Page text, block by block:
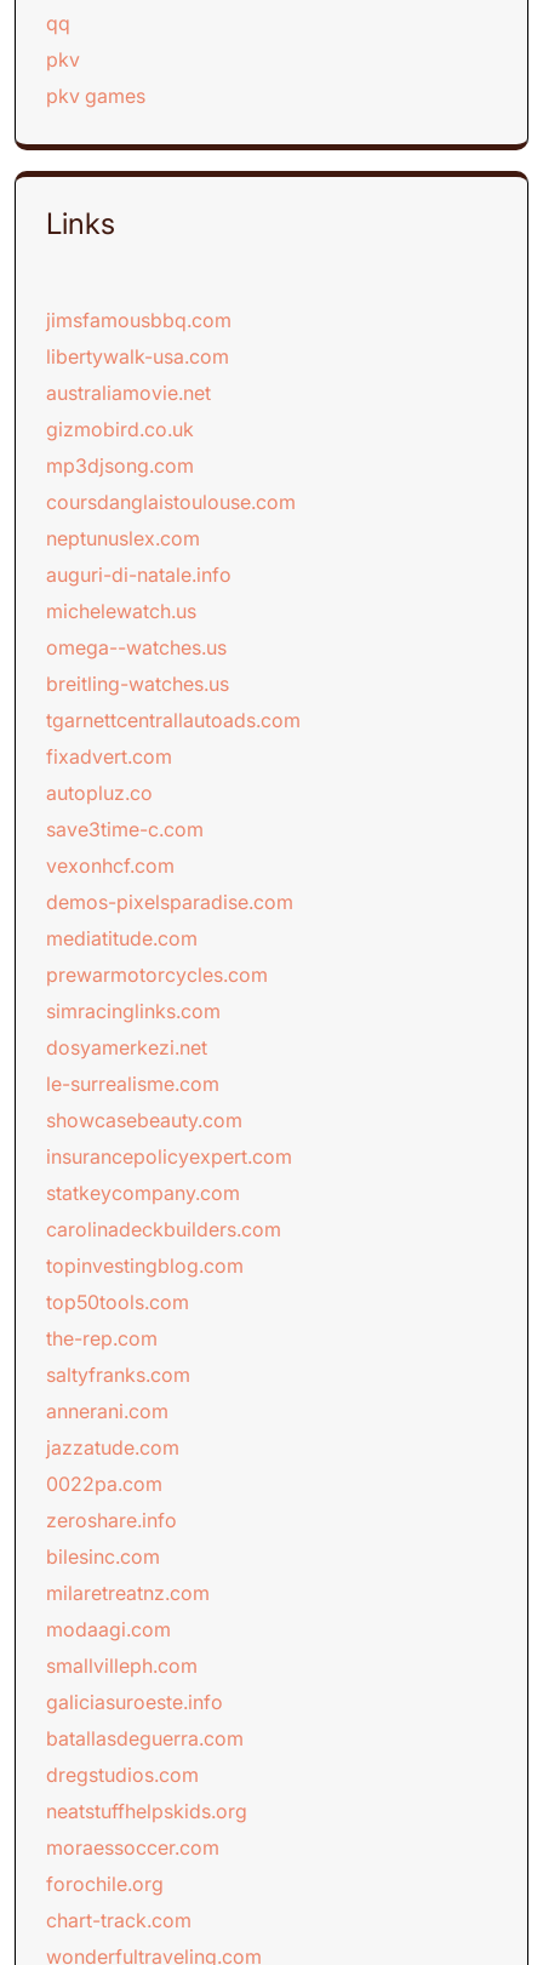
qq
pkv
pkv games
Links
jimsfamousbbq.com
libertywalk-usa.com
australiamovie.net
gizmobird.co.uk
mp3djsong.com
coursdanglaistoulouse.com
neptunuslex.com
auguri-di-natale.info
michelewatch.us
omega--watches.us
breitling-watches.us
tgarnettcentrallautoads.com
fixadvert.com
autopluz.co
save3time-c.com
vexonhcf.com
demos-pixelsparadise.com
mediatitude.com
prewarmotorcycles.com
simracinglinks.com
dosyamerkezi.net
le-surrealisme.com
showcasebeauty.com
insurancepolicyexpert.com
statkeycompany.com
carolinadeckbuilders.com
topinvestingblog.com
top50tools.com
the-rep.com
saltyfranks.com
annerani.com
jazzatude.com
0022pa.com
zeroshare.info
bilesinc.com
milaretreatnz.com
modaagi.com
smallvilleph.com
galiciasuroeste.info
batallasdeguerra.com
dregstudios.com
neatstuffhelpskids.org
moraessoccer.com
forochile.org
chart-track.com
wonderfultraveling.com